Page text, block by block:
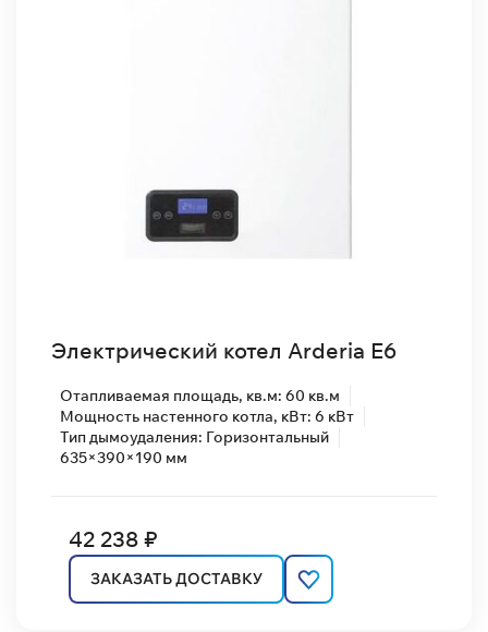
Электрический котел Arderia E6
Отапливаемая площадь, кв.м: 60 кв.м
Мощность настенного котла, кВт: 6 кВт
Тип дымоудаления: Горизонтальный
635×390×190 мм
42 238 ₽
ЗАКАЗАТЬ ДОСТАВКУ